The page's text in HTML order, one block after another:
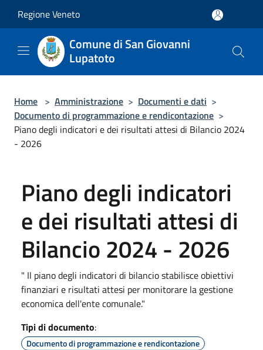
Regione Veneto
Comune di San Giovanni
Lupatoto
Home > Amministrazione > Documenti e dati >
Documento di programmazione e rendicontazione >
Piano degli indicatori e dei risultati attesi di Bilancio 2024
- 2026
Piano degli indicatori
e dei risultati attesi di
Bilancio 2024 - 2026
" Il piano degli indicatori di bilancio stabilisce obiettivi
finanziari e risultati attesi per monitorare la gestione
economica dell'ente comunale."
Tipi di documento:
Documento di programmazione e rendicontazione